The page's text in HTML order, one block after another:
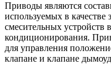
Приводы являются
используемых в
смесительных устройств
кондиционирования.
для управления
клапане и клапане